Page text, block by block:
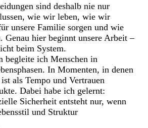
sind deshalb nie nur
wie wir leben, wie wir
unsere Familie sorgen und wie
Genau hier beginnt unsere Arbeit –
beim System.
begleite ich Menschen in
In Momenten, in denen
als Tempo und Vertrauen
Dabei habe ich gelernt:
Sicherheit entsteht nur, wenn
und Struktur